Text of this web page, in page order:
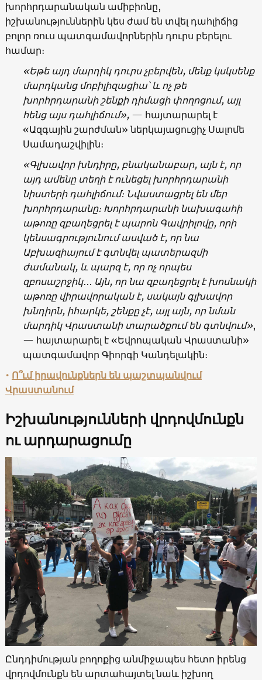
խորհրդարանական ամիբիոնը,
իշխանություններին կես ժամ են տվել դահլիճից
բոլոր ռուս պատգամավորներին դուրս բերելու
համար։
«Եթե այդ մարդիկ դուրս չբերվեն, մենք կսկսենք
մարդկանց մոբիլիզացիա՝ և ոչ թե
խորհրդարանի շենքի դիմացի փողոցում, այլ
հենց այս դահլիճում»,— հայտարարել է
«Ազգային շարժման» ներկայացուցիչ Սալոմե
Սամադաշվիլին։
«Գլխավոր խնդիրը, բնականաբար, այն է, որ
այդ ամենը տեղի է ունեցել խորհրդարանի
նիստերի դահլիճում։ Նվաստացրել են մեր
խորհրդարանը։ Խորհրդարանի նախագահի
աթոռը զբաղեցրել է պարոն Գավրիլովը, որի
կենսագրությունում ասված է, որ նա
Աբխազիայում է գտնվել պատերազմի
ժամանակ, և պարզ է, որ ոչ որպես
զբոսաշրջիկ․․․ Այն, որ նա զբաղեցրել է խոսնակի
աթոռը վիրավորական է, սակայն գլխավոր
խնդիրն, իհարկե, շենքը չէ, այլ այն, որ նման
մարդիկ Վրաստանի տարածքում են գտնվում»,
— հայտարարել է «Եվրոպական Վրաստանի»
պատգամավոր Գիորգի Կանդելակին։
• Ո՞ւմ իրավունքներն են պաշտպանվում
Վրաստանում
Իշխանությունների վրդովմունքն
ու արդարացումը
Ընդդիմության բողոքից անմիջապես հետո իրենց
վրդովմունքն են արտահայտել նաև իշխող